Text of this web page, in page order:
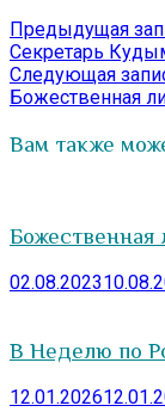
Навигация
по
записям
Предыдущая
Секретарь
Следующая
Божественная
Вам также
Божественная
02.08.2023
В Неделю по
12.01.2026